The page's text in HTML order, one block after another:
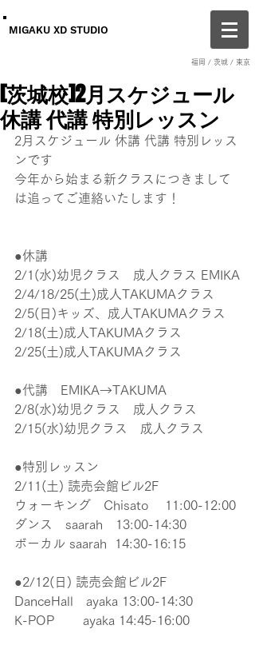
MIGAKU XD STUDIO
福岡 / 茨城 / 東京
[茨城校]2月スケジュール
休講 代講 特別レッスン
2月スケジュール 休講 代講 特別レッス
ンです
今年から始まる新クラスにつきまして
は追ってご連絡いたします！
●休講
2/1(水)幼児クラス　成人クラス EMIKA
2/4/18/25(土)成人TAKUMAクラス
2/5(日)キッズ、成人TAKUMAクラス
2/18(土)成人TAKUMAクラス
2/25(土)成人TAKUMAクラス
●代講　EMIKA→TAKUMA
2/8(水)幼児クラス　成人クラス
2/15(水)幼児クラス　成人クラス
●特別レッスン
2/11(土) 読売会館ビル2F
ウォーキング　Chisato 　11:00-12:00
ダンス　saarah　13:00-14:30
ボーカル saarah  14:30-16:15
●2/12(日) 読売会館ビル2F
DanceHall　ayaka 13:00-14:30
K-POP    　ayaka 14:45-16:00